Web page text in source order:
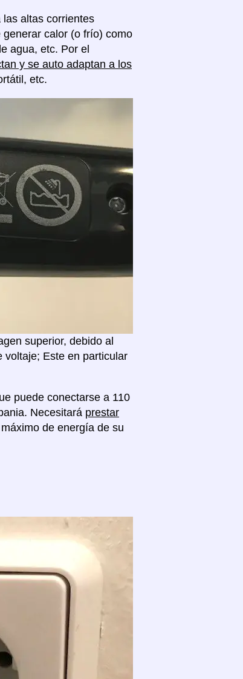
las altas corrientes
calor (o frío) como
agua, etc. Por el
y se auto adaptan a los
etc.
superior, debido al
voltaje; Este en particular
puede conectarse a 110
Necesitará prestar
de energía de su